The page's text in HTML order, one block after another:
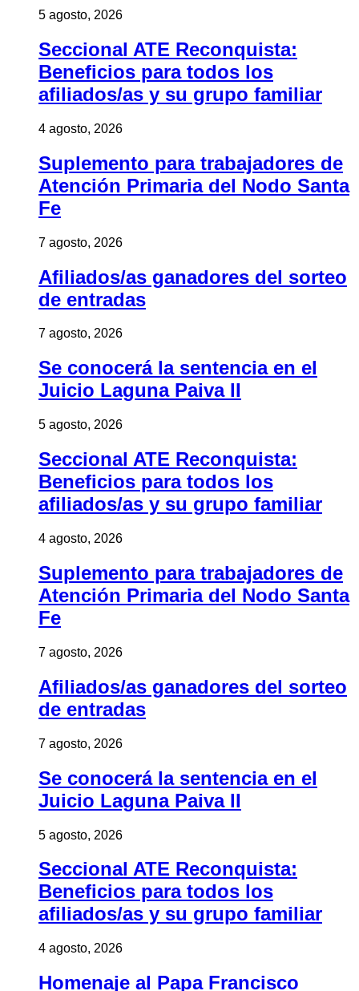
5 agosto, 2026
Seccional ATE Reconquista:
Beneficios para todos los
afiliados/as y su grupo familiar
4 agosto, 2026
Suplemento para trabajadores de
Atención Primaria del Nodo Santa
Fe
7 agosto, 2026
Afiliados/as ganadores del sorteo
de entradas
7 agosto, 2026
Se conocerá la sentencia en el
Juicio Laguna Paiva II
5 agosto, 2026
Seccional ATE Reconquista:
Beneficios para todos los
afiliados/as y su grupo familiar
4 agosto, 2026
Suplemento para trabajadores de
Atención Primaria del Nodo Santa
Fe
7 agosto, 2026
Afiliados/as ganadores del sorteo
de entradas
7 agosto, 2026
Se conocerá la sentencia en el
Juicio Laguna Paiva II
5 agosto, 2026
Seccional ATE Reconquista:
Beneficios para todos los
afiliados/as y su grupo familiar
4 agosto, 2026
Homenaje al Papa Francisco